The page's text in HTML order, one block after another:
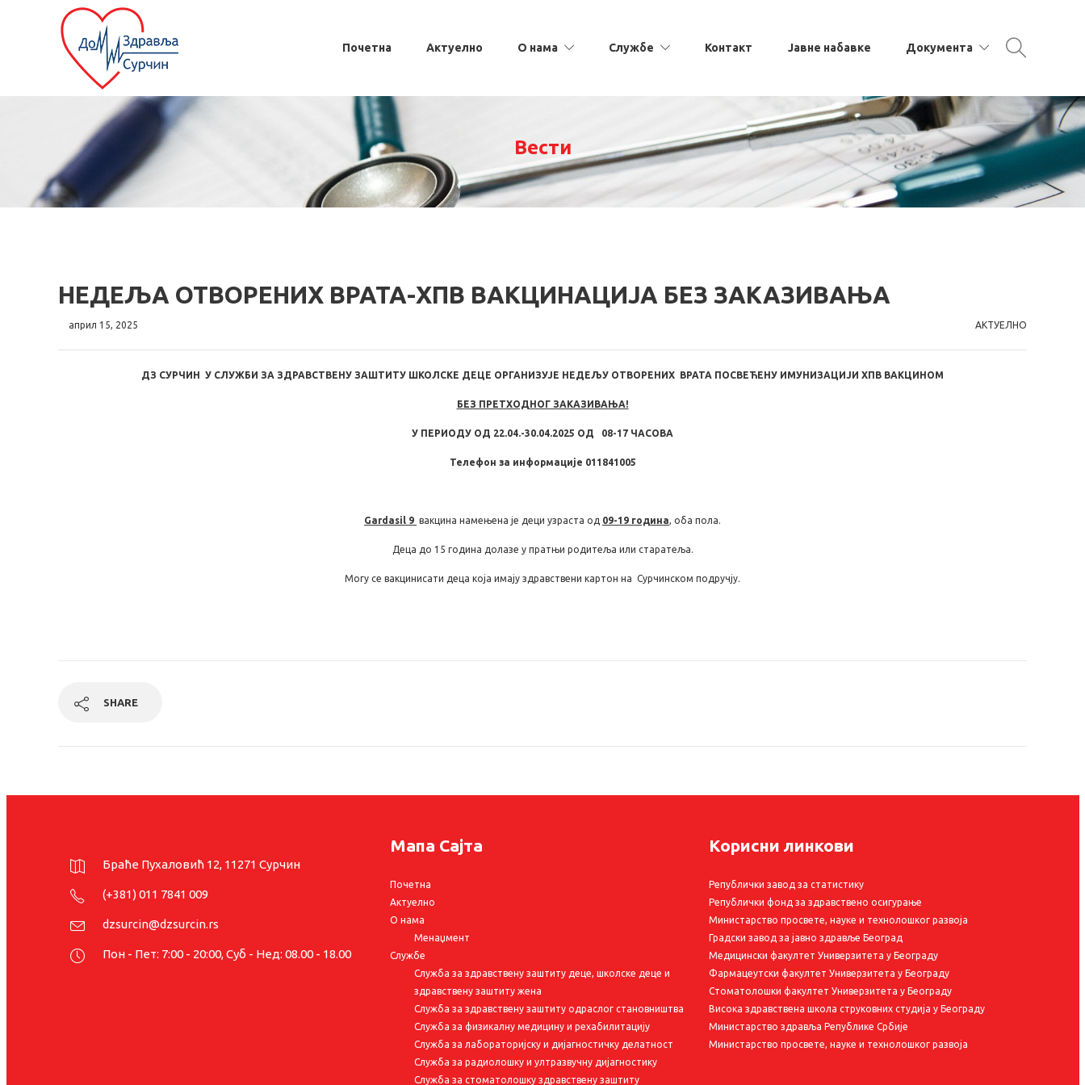
Почетна Актуелно О нама Службе Контакт Јавне набавке Документа
Вести
НЕДЕЉА ОТВОРЕНИХ ВРАТА-ХПВ ВАКЦИНАЦИЈА БЕЗ ЗАКАЗИВАЊА
април 15, 2025 АКТУЕЛНО
ДЗ СУРЧИН У СЛУЖБИ ЗА ЗДРАВСТВЕНУ ЗАШТИТУ ШКОЛСКЕ ДЕЦЕ ОРГАНИЗУЈЕ НЕДЕЉУ ОТВОРЕНИХ ВРАТА ПОСВЕЋЕНУ ИМУНИЗАЦИЈИ ХПВ ВАКЦИНОМ
БЕЗ ПРЕТХОДНОГ ЗАКАЗИВАЊА!
У ПЕРИОДУ ОД 22.04.-30.04.2025 ОД 08-17 ЧАСОВА
Телефон за информације 011841005
Gardasil 9 вакцина намењена је деци узраста од 09-19 година, оба пола.
Деца до 15 година долазе у пратњи родитеља или старатеља.
Могу се вакцинисати деца која имају здравствени картон на Сурчинском подручју.
SHARE
Браће Пухаловић 12, 11271 Сурчин
(+381) 011 7841 009
dzsurcin@dzsurcin.rs
Пон - Пет: 7:00 - 20:00, Суб - Нед: 08.00 - 18.00
Мапа Сајта
Почетна
Актуелно
О нама
Менаџмент
Службе
Служба за здравствену заштиту деце, школске деце и
здравствену заштиту жена
Служба за здравствену заштиту одраслог становништва
Служба за физикалну медицину и рехабилитацију
Служба за лабораторијску и дијагностичку делатност
Служба за радиолошку и ултразвучну дијагностику
Служба за стоматолошку здравствену заштиту
Корисни линкови
Републички завод за статистику
Републички фонд за здравствено осигурање
Министарство просвете, науке и технолошког развоја
Градски завод за јавно здравље Београд
Медицински факултет Универзитета у Београду
Фармацеутски факултет Универзитета у Београду
Стоматолошки факултет Универзитета у Београду
Висока здравствена школа струковних студија у Београду
Министарство здравља Републике Србије
Министарство просвете, науке и технолошког развоја